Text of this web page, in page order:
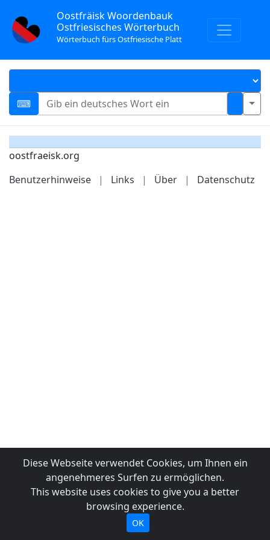
Oostfräisk Woordenbauk
Ostfriesisches Wörterbuch
Wörterbuch fürs Ostfriesische Platt
oostfraeisk.org
Benutzerhinweise
| Links | Über | Datenschutz
Diese Webseite verwendet Cookies, um Ihnen ein
angenehmeres Surfen zu ermöglichen.
This website uses cookies to give you a better
browsing experience.
OK